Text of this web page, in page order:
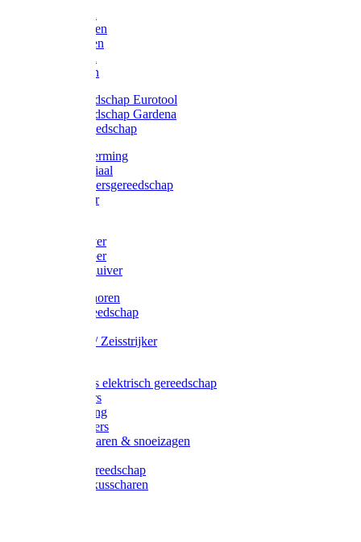
Gazonharken
Asfaltharken
Hooiharken
Handgereedschap Eurotool
Handgereedschap Gardena
Kindergereedschap
Kniebescherming
Afzetmateriaal
Stratenmakersgereedschap
Straathamer
Mestschuiver
Mestschraper
Sneeuwschuiver
Zeis toebehoren
Baggergereedschap
Wetstenen / Zeisstrijker
Accessoires elektrisch gereedschap
Grasmaaiers
Tuinreiniging
Robotmaaiers
Heggenscharen & snoeizagen
Klussen gereedschap
Gras & buxusscharen